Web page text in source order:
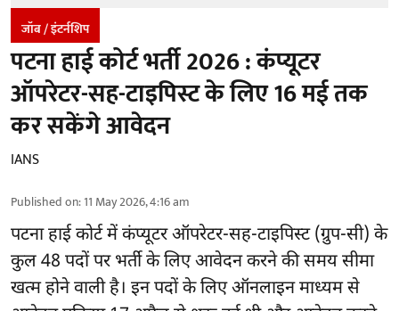
जॉब / इंटर्नशिप
पटना हाई कोर्ट भर्ती 2026 : कंप्यूटर
ऑपरेटर-सह-टाइपिस्ट के लिए 16 मई तक
कर सकेंगे आवेदन
IANS
Published on:11 May 2026, 4:16 am
पटना हाई कोर्ट में कंप्यूटर ऑपरेटर-सह-टाइपिस्ट (ग्रुप-सी) के
कुल 48 पदों पर भर्ती के लिए आवेदन करने की समय सीमा
खत्म होने वाली है। इन पदों के लिए ऑनलाइन माध्यम से